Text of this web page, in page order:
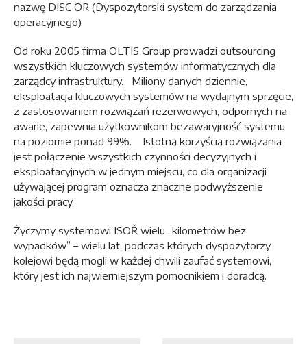
nazwę DISC OR (Dyspozytorski system do zarządzania
operacyjnego).
Od roku 2005 firma OLTIS Group prowadzi outsourcing
wszystkich kluczowych systemów informatycznych dla
zarządcy infrastruktury. Miliony danych dziennie,
eksploatacja kluczowych systemów na wydajnym sprzęcie,
z zastosowaniem rozwiązań rezerwowych, odpornych na
awarie, zapewnia użytkownikom bezawaryjność systemu
na poziomie ponad 99%. Istotną korzyścią rozwiązania
jest połączenie wszystkich czynności decyzyjnych i
eksploatacyjnych w jednym miejscu, co dla organizacji
używającej program oznacza znaczne podwyższenie
jakości pracy.
Życzymy systemowi ISOŘ wielu „kilometrów bez
wypadków” – wielu lat, podczas których dyspozytorzy
kolejowi będą mogli w każdej chwili zaufać systemowi,
który jest ich najwierniejszym pomocnikiem i doradcą.